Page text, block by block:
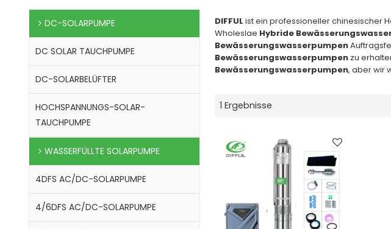
DC-SOLARPUMPE
DC SOLAR TAUCHPUMPE
DC-SOLARBELÜFTER
HOCHSPANNUNGS-SOLAR-
TAUCHPUMPE
WASSERFÜLLTE SOLARPUMPE
4DFS AC/DC-SOLARPUMPE
4/6DFS AC/DC-SOLARPUMPE
DIFFUL ist ein professioneller chinesischer
Wholeslae Hybride
Bewässerungswasserpumpen
Bewässerungswasserpumpenzu
Bewässerungswasserpumpen, aber wir
1 Ergebnisse